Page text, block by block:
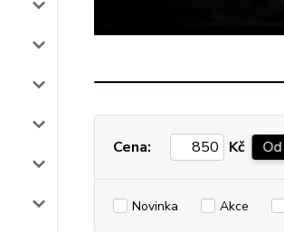
Cena: Kč Od
Novinka Akce